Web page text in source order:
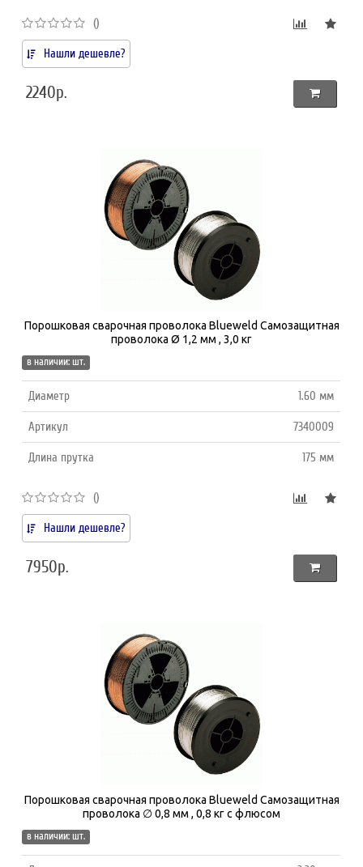
()
Нашли дешевле?
2240р.
Порошковая сварочная проволока Blueweld Cамозащитная
проволока Ø 1,2 мм , 3,0 кг
в наличии: шт.
Диаметр 1.60 мм
Артикул 7340009
Длина прутка 175 мм
()
Нашли дешевле?
7950р.
Порошковая сварочная проволока Blueweld Самозащитная
проволока ∅ 0,8 мм , 0,8 кг с флюсом
в наличии: шт.